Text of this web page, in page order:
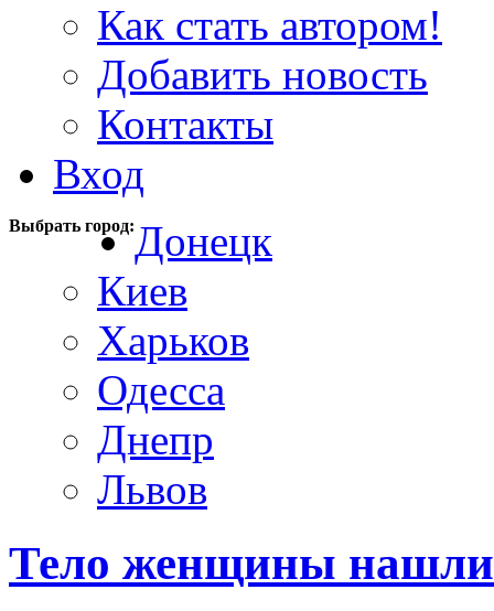
Как стать автором!
Добавить новость
Контакты
Вход
Выбрать город:Донецк
Киев
Харьков
Одесса
Днепр
Львов
Тело женщины нашли